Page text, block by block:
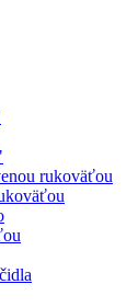
rukoväťou